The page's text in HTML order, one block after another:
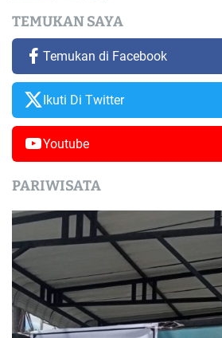
TEMUKAN SAYA
Temukan di Facebook
Ikuti Di Twitter
Youtube
PARIWISATA